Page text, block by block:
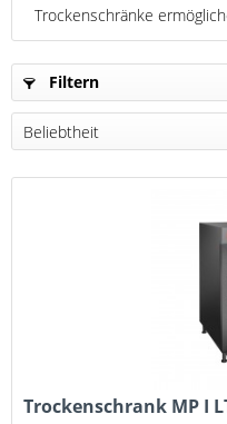
Trockenschränke
Filtern
Trockenschrank MP I